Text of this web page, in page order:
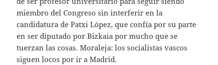
miembro del Congreso sin interferir en la
candidatura de Patxi López, que confía por su parte
en ser diputado por Bizkaia por mucho que se
tuerzan las cosas. Moraleja: los socialistas vascos
siguen locos por ir a Madrid.